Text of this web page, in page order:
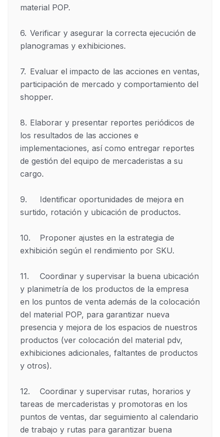
material POP.
6.	Verificar y asegurar la correcta ejecución de
planogramas y exhibiciones.
7.	Evaluar el impacto de las acciones en ventas,
participación de mercado y comportamiento del
shopper.
8.	Elaborar y presentar reportes periódicos de
los resultados de las acciones e
implementaciones, así como entregar reportes
de gestión del equipo de mercaderistas a su
cargo.
9.		Identificar oportunidades de mejora en
surtido, rotación y ubicación de productos.
10.	Proponer ajustes en la estrategia de
exhibición según el rendimiento por SKU.
11.	Coordinar y supervisar la buena ubicación
y planimetría de los productos de la empresa
en los puntos de venta además de la colocación
del material POP, para garantizar nueva
presencia y mejora de los espacios de nuestros
productos (ver colocación del material pdv,
exhibiciones adicionales, faltantes de productos
y otros).
12.	Coordinar y supervisar rutas, horarios y
tareas de mercaderistas y promotoras en los
puntos de ventas, dar seguimiento al calendario
de trabajo y rutas para garantizar buena